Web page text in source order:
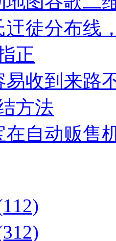
迀徒分布线
正
易收到来路
方法
在自动贩售